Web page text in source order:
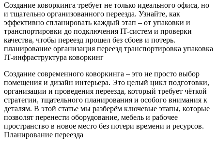
Создание коворкинга требует не только идеального офиса, но
и тщательно организованного переезда. Узнайте, как
эффективно спланировать каждый этап – от упаковки и
транспортировки до подключения IT-систем и проверки
качества, чтобы переезд прошел без сбоев и потерь.
планирование организация переезд транспортировка упаковка
IT-инфраструктура коворкинг
Создание современного коворкинга – это не просто выбор
помещения и дизайн интерьера. Это целый цикл подготовки,
организации и проведения переезда, который требует чёткой
стратегии, тщательного планирования и особого внимания к
деталям. В этой статье мы разберём ключевые этапы, которые
позволят перенести оборудование, мебель и рабочее
пространство в новое место без потери времени и ресурсов.
Планирование переезда